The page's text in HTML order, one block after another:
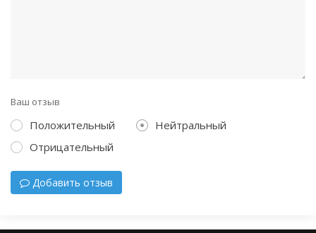
Ваш отзыв
Положительный
Нейтральный
Отрицательный
Добавить отзыв